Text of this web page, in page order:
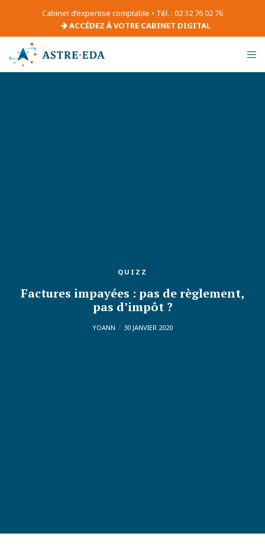
Cabinet d’expertise comptable • Tél. : 02 32 76 02 76
ACCÉDEZ À VOTRE CABINET DIGITAL
QUIZZ
Factures impayées : pas de règlement,
pas d’impôt ?
YOANN 30 JANVIER 2020